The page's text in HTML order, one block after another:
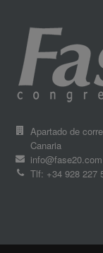
Apartado de
Canaria
info@fase20.com
Tlf: +34 928 227